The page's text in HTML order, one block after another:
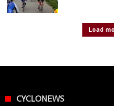
Load
CYCLONEWS